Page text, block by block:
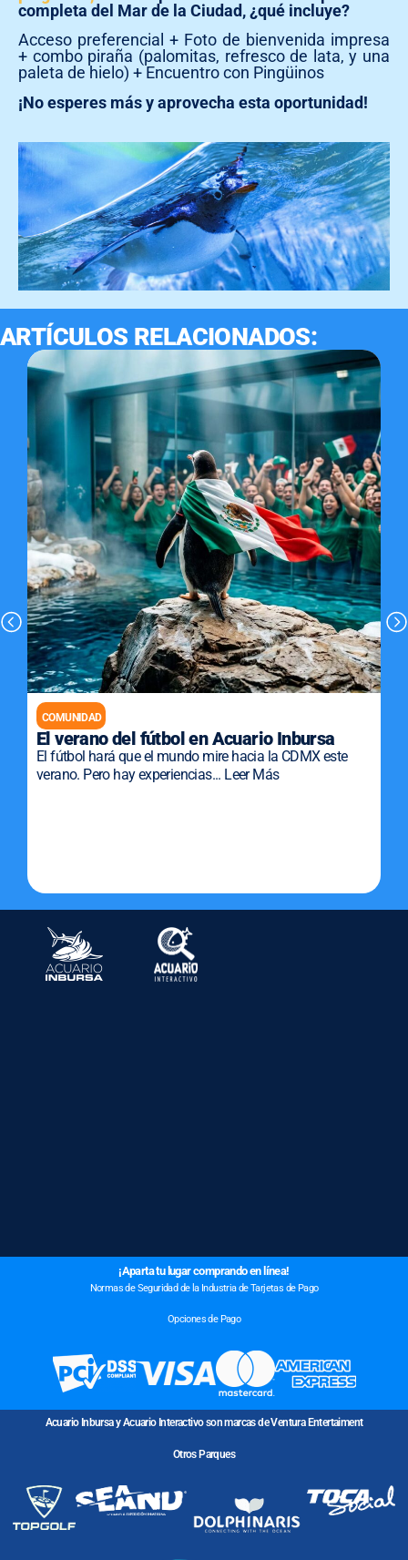
completa del Mar de la Ciudad, ¿qué incluye?
Acceso preferencial + Foto de bienvenida impresa
+ combo piraña (palomitas, refresco de lata, y una
paleta de hielo) + Encuentro con Pingüinos
¡No esperes más y aprovecha esta oportunidad!
ARTÍCULOS RELACIONADOS:
COMUNIDAD
El verano del fútbol en Acuario Inbursa
El fútbol hará que el mundo mire hacia la CDMX este
verano. Pero hay experiencias... Leer Más
¡Aparta tu lugar comprando en línea!
Normas de Seguridad de la Industria de Tarjetas de Pago
Opciones de Pago
Acuario Inbursa y Acuario Interactivo son marcas de Ventura Entertaiment
Otros Parques